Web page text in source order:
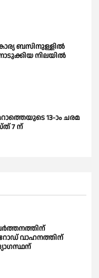
ബസിനുള്ളിൽ
നിലയിൽ
13-ാം ചരമ
7 ന്
വാഹനത്തിന്